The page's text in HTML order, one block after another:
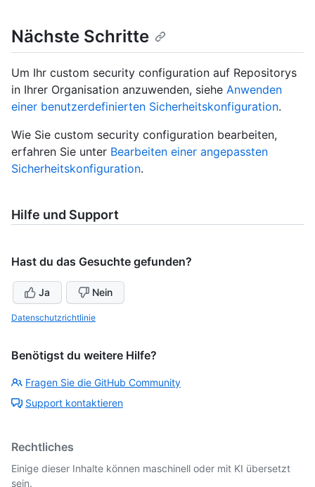
Nächste Schritte
Um Ihr custom security configuration auf Repositorys
in Ihrer Organisation anzuwenden, siehe Anwenden
einer benutzerdefinierten Sicherheitskonfiguration.
Wie Sie custom security configuration bearbeiten,
erfahren Sie unter Bearbeiten einer angepassten
Sicherheitskonfiguration.
Hilfe und Support
Hast du das Gesuchte gefunden?
Ja Nein
Datenschutzrichtlinie
Benötigst du weitere Hilfe?
Fragen Sie die GitHub Community
Support kontaktieren
Rechtliches
Einige dieser Inhalte können maschinell oder mit KI übersetzt
sein.